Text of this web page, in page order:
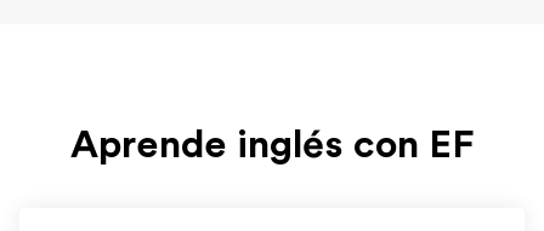
Aprende inglés con EF